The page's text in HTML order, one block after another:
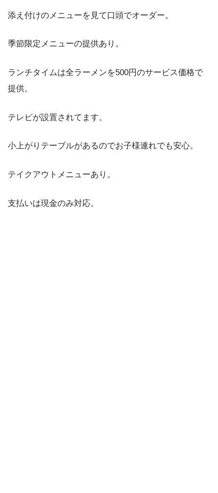
添え付けのメニューを見て口頭でオーダー。
季節限定メニューの提供あり。
ランチタイムは全ラーメンを500円のサービス価格で
提供。
テレビが設置されてます。
小上がりテーブルがあるのでお子様連れでも安心。
テイクアウトメニューあり。
支払いは現金のみ対応。